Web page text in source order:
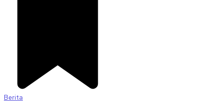
Berita